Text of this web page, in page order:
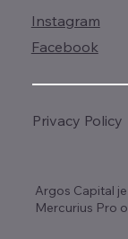
Instagram
Facebook
Argos Capital
Mercurius Pro
Privacy Policy